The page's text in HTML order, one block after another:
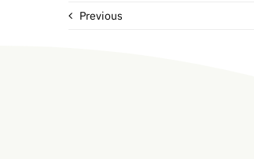
Previous